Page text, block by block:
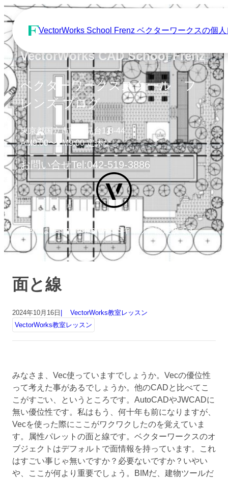
VectorWorks School Frenz ベクターワークスの個
VectorWorks CAD School Frenz
ベクターワークススクール フ
レンズ ブログ
東京都国立市富士見台1-8-44
AM9:00〜PM9:00 定休なし
お問い合せTel:042-519-3886
FrenzはVectorWorks OASISキャリア認定校です
面と線
2024年10月16日
VectorWorks教室レッスン
VectorWorks教室レッスン
みなさま、Vec使っていますでしょうか。Vecの優位性
って考えた事があるでしょうか。他のCADと比べてこ
こがすごい、というところです。AutoCADやJWCADに
無い優位性です。私はもう、何十年も前になりますが、
Vecを使った際にここがワクワクしたのを覚えていま
す。属性パレットの面と線です。ベクターワークスのオ
ブジェクトはデフォルトで面情報を持っています。これ
はすごい事じゃ無いですか？必要ないですか？いやい
や、ここが何より重要でしょう。BIMだ、建物ツールだ